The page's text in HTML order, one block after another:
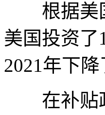
根据美国
美国投资了
2021年下降
在补贴政